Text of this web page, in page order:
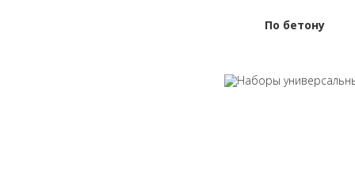
По бетону